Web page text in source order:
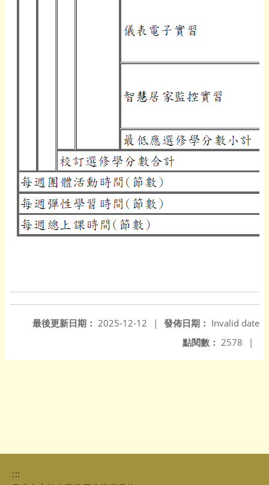
發佈日期： Invalid date
最後更新日期： 2025-12-12
|
點閱數： 2578 |
:::